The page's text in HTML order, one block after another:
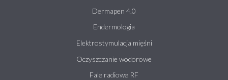
Dermapen 4.0
Endermologia
Elektrostymulacja mięśni
Oczyszczanie wodorowe
Fale radiowe RF